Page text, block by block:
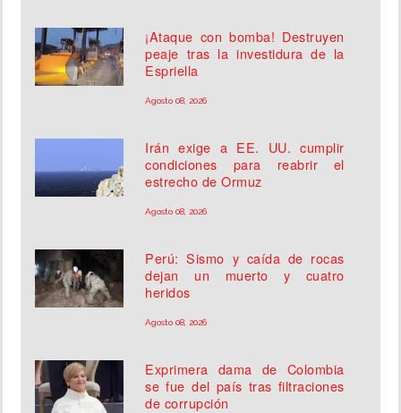
¡Ataque con bomba! Destruyen
peaje tras la investidura de la
Espriella
Agosto 08, 2026
Irán exige a EE. UU. cumplir
condiciones para reabrir el
estrecho de Ormuz
Agosto 08, 2026
Perú: Sismo y caída de rocas
dejan un muerto y cuatro
heridos
Agosto 08, 2026
Exprimera dama de Colombia
se fue del país tras filtraciones
de corrupción